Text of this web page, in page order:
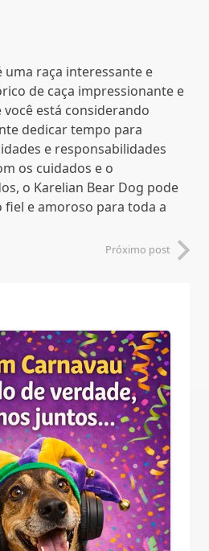
uma raça interessante e
de caça impressionante e
você está considerando
dedicar tempo para
e responsabilidades
os cuidados e o
o Karelian Bear Dog pode
e amoroso para toda a
Próximo post